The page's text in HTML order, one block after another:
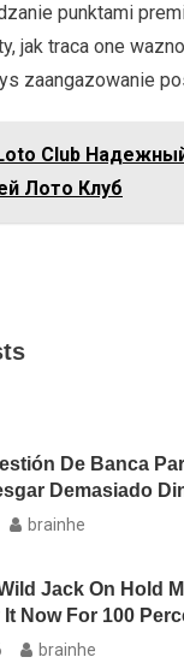
punktami
jak traca one
zaangazowanie
Club
Лото Клуб
De Banca
Demasiado
brainhe
Jack On Hold
Now For 100
brainhe